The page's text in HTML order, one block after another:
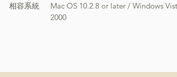
相容系統
Mac OS 10.2.8 or later / Windows
2000